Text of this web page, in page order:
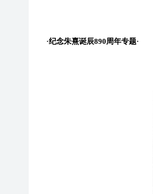
·纪念朱熹诞辰890周年专题·